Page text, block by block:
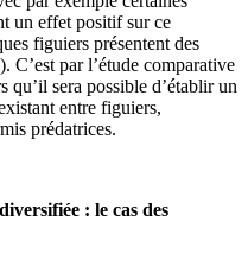
un effet positif sur ce
figuiers présentent des
par l’étude comparative
qu’il sera possible d’établir un
entre figuiers,
prédatrices.
: le cas des